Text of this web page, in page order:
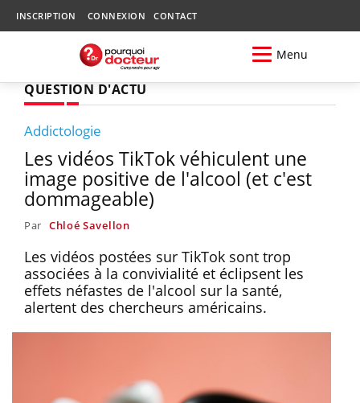
INSCRIPTION CONNEXION CONTACT
Menu
QUESTION D'ACTU
Addictologie
Les vidéos TikTok véhiculent une
image positive de l'alcool (et c'est
dommageable)
Par Chloé Savellon
Les vidéos postées sur TikTok sont trop
associées à la convivialité et éclipsent les
effets néfastes de l'alcool sur la santé,
alertent des chercheurs américains.